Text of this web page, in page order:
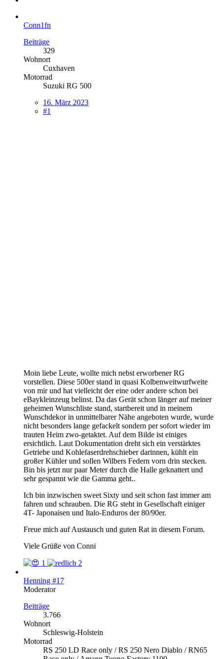
Conn1fn
Beiträge
329
Wohnort
Cuxhaven
Motorrad
Suzuki RG 500
16. März 2023
#1
Moin liebe Leute, wollte mich nebst erworbener RG
vorstellen. Diese 500er stand in quasi Kolbenweitwurfweite
von mir und hat vielleicht der eine oder andere schon bei
eBaykleinzeug belinst. Da das Gerät schon länger auf meiner
geheimen Wunschliste stand, startbereit und in meinem
Wunschdekor in unmittelbarer Nähe angeboten wurde, wurde
nicht besonders lange gefackelt sondern per sofort wieder im
trauten Heim zwo-getaktet. Auf dem Bilde ist einiges
ersichtlich. Laut Dokumentation dreht sich ein verstärktes
Getriebe und Kohlefaserdrehschieber darinnen, kühlt ein
großer Kühler und sollen Wilbers Federn vorn drin stecken.
Bin bis jetzt nur paar Meter durch die Halle geknattert und
sehr gespannt wie die Gamma geht..
Ich bin inzwischen sweet Sixty und seit schon fast immer am
fahren und schrauben. Die RG steht in Gesellschaft einiger
4T- Japonaisen und Italo-Enduros der 80/90er.
Freue mich auf Austausch und guten Rat in diesem Forum.
Viele Grüße von Conni
1 2
Henning #17
Moderator
Beiträge
3.766
Wohnort
Schleswig-Holstein
Motorrad
RS 250 LD Race only / RS 250 Nero Diablo / RN65